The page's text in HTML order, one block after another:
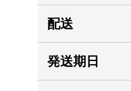
配送
発送期日